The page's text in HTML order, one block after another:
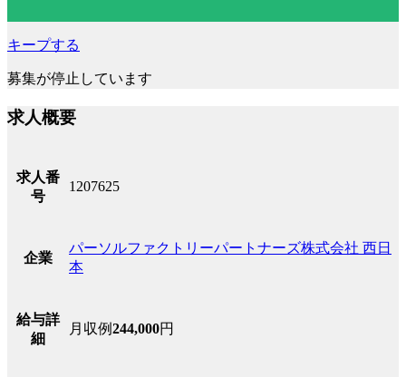
キープする
募集が停止しています
求人概要
求人番
号
1207625
企業
パーソルファクトリーパートナーズ株式会社 西日
本
給与詳
細
月収例244,000円